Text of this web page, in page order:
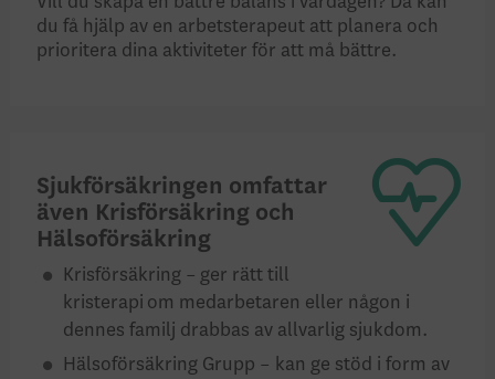
du få hjälp av en arbets­terapeut att planera och
prioritera dina aktiviteter för att må bättre.
Sjukförsäkringen omfattar
även Krisförsäkring och
Hälsoförsäkring
Krisförsäkring – ger rätt till
kristerapi om medarbetaren eller någon i
dennes familj drabbas av allvarlig sjukdom.
Hälsoförsäkring Grupp – kan ge stöd i form av